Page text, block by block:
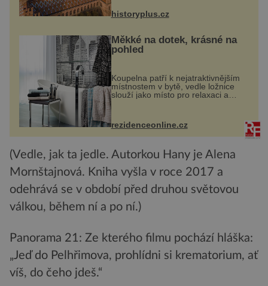
mimořádně záležet. Jeho stavební
plány by při ...
historyplus.cz
Měkké na dotek, krásné na
pohled
Koupelna patří k nejatraktivnějším
místnostem v bytě, vedle ložnice
slouží jako místo pro relaxaci a
odpočinek. Koupelnový textil –
ručníky, osušky a koberečky –
mohou jako mávnutím kouzelného
proutku...
rezidenceonline.cz
(Vedle, jak ta jedle. Autorkou Hany je Alena
Mornštajnová. Kniha vyšla v roce 2017 a
odehrává se v období před druhou světovou
válkou, během ní a po ní.)
Panorama 21: Ze kterého filmu pochází hláška:
„Jeď do Pelhřimova, prohlídni si krematorium, ať
víš, do čeho jdeš.“